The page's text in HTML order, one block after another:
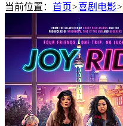
当前位置： 首页>喜剧电影>